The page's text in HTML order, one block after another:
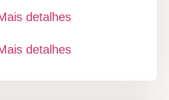
detalhes
detalhes